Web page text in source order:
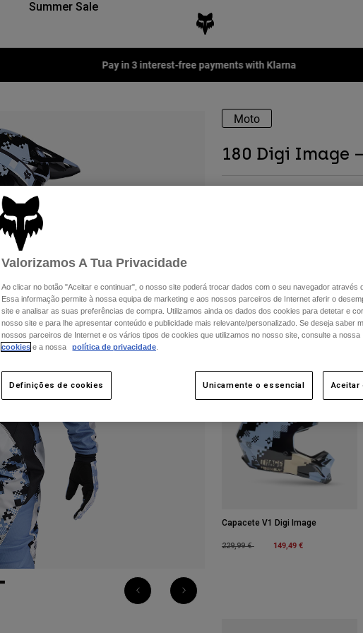
Summer Sale
Fox LAB Capsule Collection -Shop now
Moto
180 Digi Image
Capacete V1 Digi Image
Price reduced from
229,99 €to 149,49 €
Valorizamos A Tua Privacidade
Ao clicar no botão "Aceitar e continuar", o nosso site poderá trocar dados com o seu navegador através
Essa informação permite à nossa equipa de marketing e aos nossos parceiros de Internet aferir o
site e analisar as suas preferências de compra. Utilizamos ainda os dados dos cookies para detetar e
nosso site e para lhe apresentar conteúdo e publicidade mais relevante/personalizado. Se deseja saber
nossos parceiros de Internet e os vários tipos de cookies que utilizamos no nosso site, consulte a nossa
cookies e a nossa política de privacidade
Definições de cookies Unicamente o essencial Aceitar